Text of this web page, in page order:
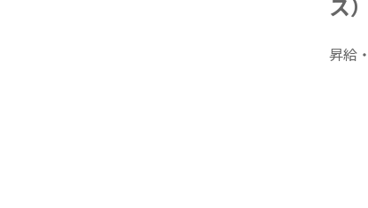
ス
昇給